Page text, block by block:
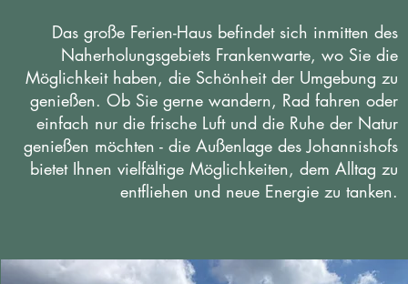
Das große Ferien-Haus befindet sich inmitten des
Naherholungsgebiets Frankenwarte, wo Sie die
Möglichkeit haben, die Schönheit der Umgebung zu
genießen. Ob Sie gerne wandern, Rad fahren oder
einfach nur die frische Luft und die Ruhe der Natur
genießen möchten - die Außenlage des Johannishofs
bietet Ihnen vielfältige Möglichkeiten, dem Alltag zu
entfliehen und neue Energie zu tanken.